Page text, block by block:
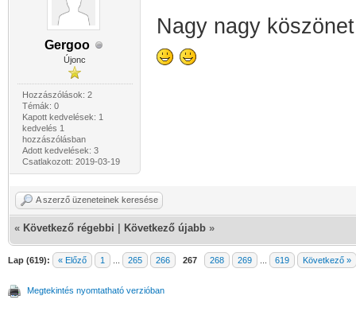
Gergoo
Újonc
Hozzászólások: 2
Témák: 0
Kapott kedvelések: 1
kedvelés 1
hozzászólásban
Adott kedvelések: 3
Csatlakozott: 2019-03-19
Nagy nagy
A szerző üzeneteinek keresése
« Következő régebbi Következő újabb »
Lap (619): « Előző 1 265 266 267 268 269 619 Következő »
Megtekintés nyomtatható verzióban